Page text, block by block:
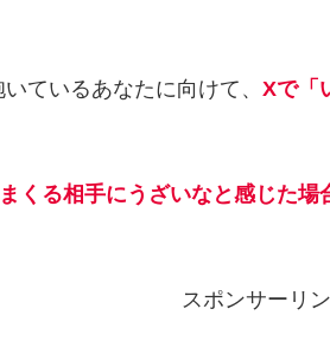
ているあなたに向けて、 Xで「
くる相手にうざいなと感じた場
スポンサーリ